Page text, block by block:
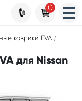
коврики EVA /
для Nissan
0